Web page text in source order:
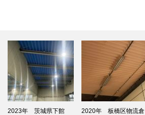
2023年 茨城県下館
2020年 板橋区物流倉